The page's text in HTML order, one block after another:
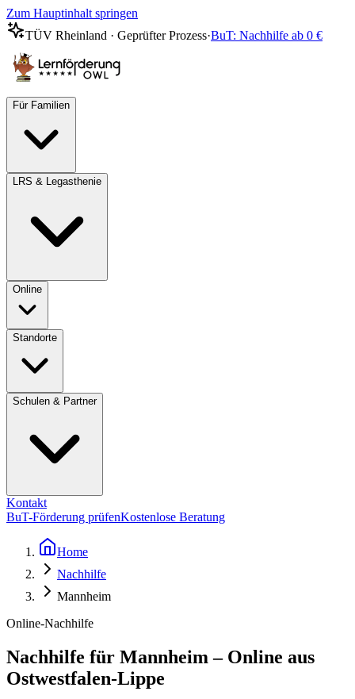
Zum Hauptinhalt springen
TÜV Rheinland · Geprüfter Prozess·BuT: Nachhilfe ab 0 €
Für Familien
LRS & Legasthenie
Online
Standorte
Schulen & Partner
Kontakt
BuT-Förderung prüfenKostenlose Beratung
Home
Nachhilfe
Mannheim
Online-Nachhilfe
Nachhilfe für Mannheim – Online aus
Ostwestfalen-Lippe